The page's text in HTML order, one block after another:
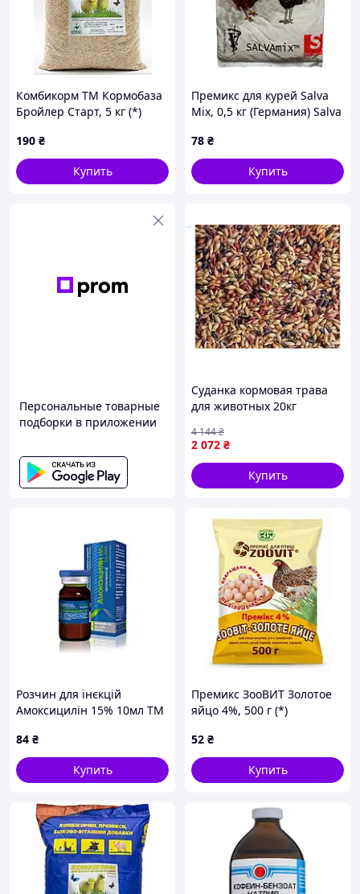
Комбикорм ТМ Кормобаза
Бройлер Старт, 5 кг (*)
190 ₴
Купить
Премикс для курей Salva
Mix, 0,5 кг (Германия) Salva
кг Германия
78 ₴
Купить
Персональные товарные
подборки в приложении
Суданка кормовая трава
для животных 20кг
посухостойкая с хорошими
кормовыми качествами
2 072 ₴
4 144₴
Купить
Розчин для інєкцій
Амоксицилін 15% 10мл ТМ
84 ₴
Купить
Премикс ЗооВИТ Золотое
яйцо 4%, 500 г (*)
52 ₴
Купить